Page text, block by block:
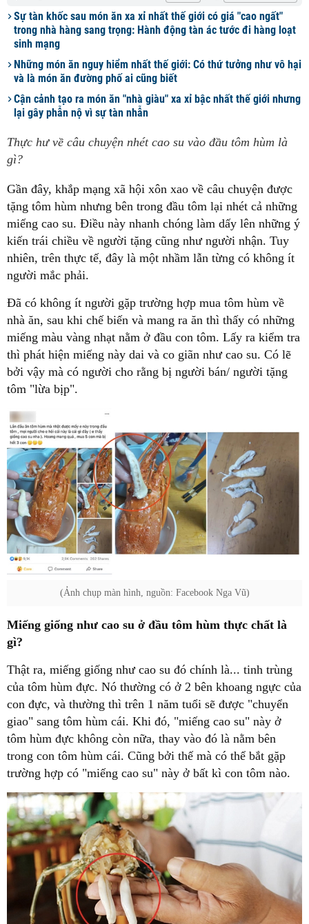
Sự tàn khốc sau món ăn xa xỉ nhất thế giới có giá "cao ngất"
trong nhà hàng sang trọng: Hành động tàn ác tước đi hàng loạt
sinh mạng
Những món ăn nguy hiểm nhất thế giới: Có thứ tưởng như vô hại
và là món ăn đường phố ai cũng biết
Cận cảnh tạo ra món ăn "nhà giàu" xa xỉ bậc nhất thế giới nhưng
lại gây phẫn nộ vì sự tàn nhẫn
Thực hư về câu chuyện nhét cao su vào đầu tôm hùm là
gì?
Gần đây, khắp mạng xã hội xôn xao về câu chuyện được
tặng tôm hùm nhưng bên trong đầu tôm lại nhét cả những
miếng cao su. Điều này nhanh chóng làm dấy lên những ý
kiến trái chiều về người tặng cũng như người nhận. Tuy
nhiên, trên thực tế, đây là một nhầm lẫn từng có không ít
người mắc phải.
Đã có không ít người gặp trường hợp mua tôm hùm về
nhà ăn, sau khi chế biến và mang ra ăn thì thấy có những
miếng màu vàng nhạt nằm ở đầu con tôm. Lấy ra kiểm tra
thì phát hiện miếng này dai và co giãn như cao su. Có lẽ
bởi vậy mà có người cho rằng bị người bán/ người tặng
tôm "lừa bịp".
(Ảnh chụp màn hình, nguồn: Facebook Nga Vũ)
Miếng giống như cao su ở đầu tôm hùm thực chất là
gì?
Thật ra, miếng giống như cao su đó chính là... tinh trùng
của tôm hùm đực. Nó thường có ở 2 bên khoang ngực của
con đực, và thường thì trên 1 năm tuổi sẽ được "chuyển
giao" sang tôm hùm cái. Khi đó, "miếng cao su" này ở
tôm hùm đực không còn nữa, thay vào đó là nằm bên
trong con tôm hùm cái. Cũng bởi thế mà có thể bắt gặp
trường hợp có "miếng cao su" này ở bất kì con tôm nào.